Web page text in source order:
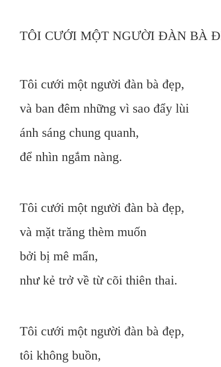
TÔI CƯỚI MỘT NGƯỜI ĐÀN BÀ
Tôi cưới một người đàn bà đẹp,
và ban đêm những vì sao đẩy lùi
ánh sáng chung quanh,
để nhìn ngắm nàng.
Tôi cưới một người đàn bà đẹp,
và mặt trăng thèm muốn
bởi bị mê mẩn,
như kẻ trở về từ cõi thiên thai.
Tôi cưới một người đàn bà đẹp,
tôi không buồn,